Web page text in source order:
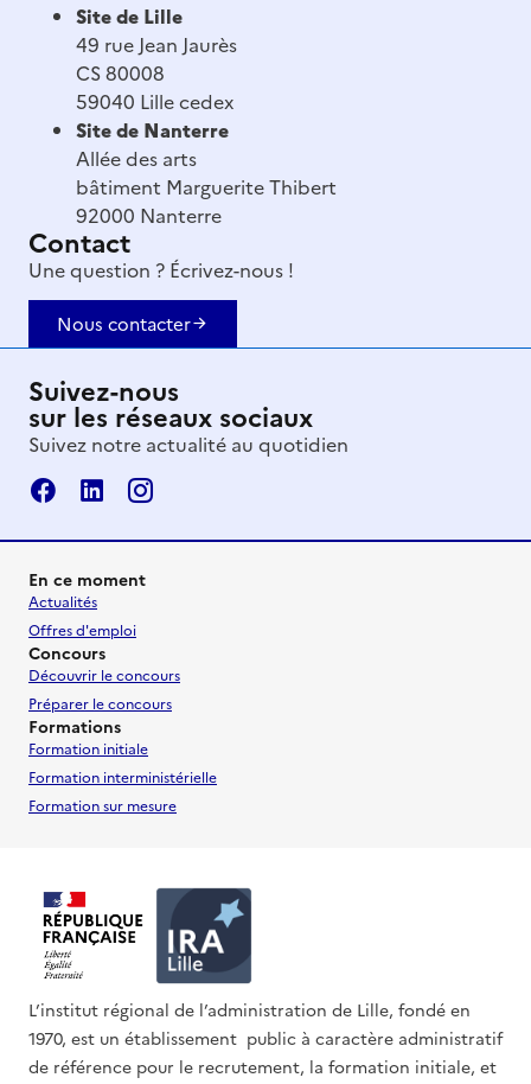
Site de Lille
49 rue Jean Jaurès
CS 80008
59040 Lille cedex
Site de Nanterre
Allée des arts
bâtiment Marguerite Thibert
92000 Nanterre
Contact
Une question ? Écrivez-nous !
Nous contacter
Suivez-nous
sur les réseaux sociaux
Suivez notre actualité au quotidien
En ce moment
Actualités
Offres d'emploi
Concours
Découvrir le concours
Préparer le concours
Formations
Formation initiale
Formation interministérielle
Formation sur mesure
L’institut régional de l’administration de Lille, fondé en
1970, est un établissement public à caractère administratif
de référence pour le recrutement, la formation initiale, et